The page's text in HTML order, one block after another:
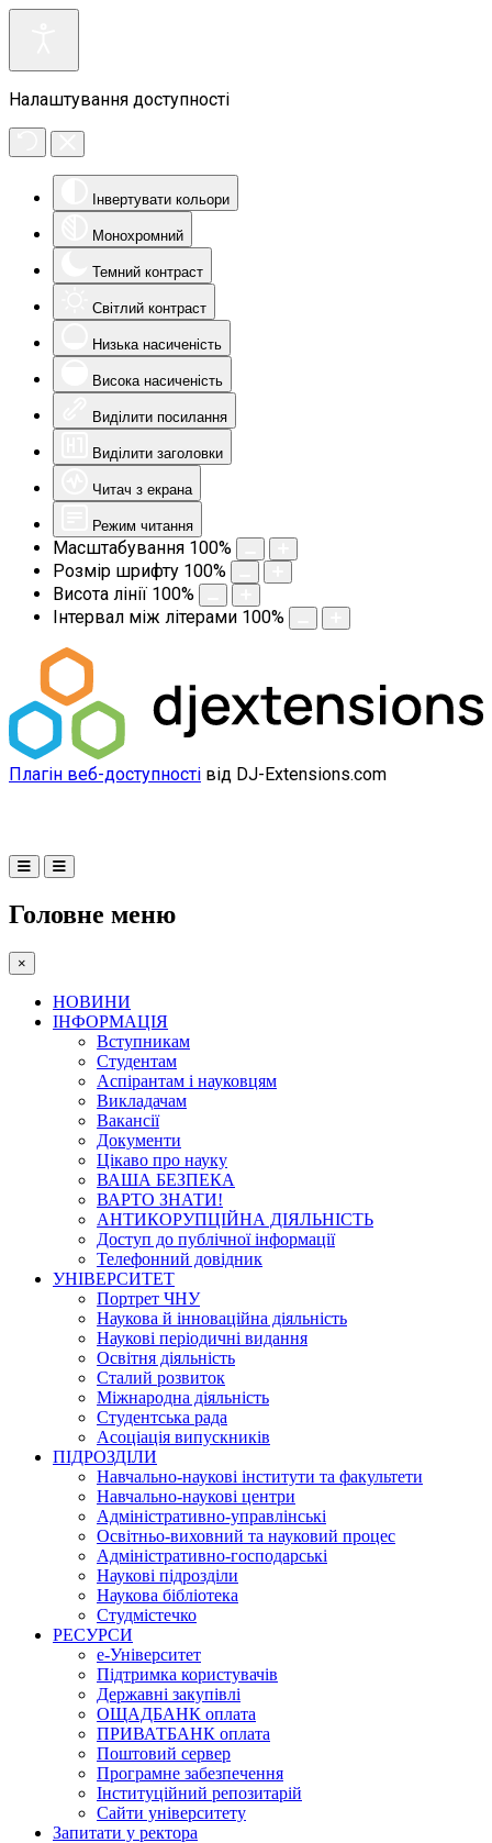
Налаштування доступності
Інвертувати кольори
Монохромний
Темний контраст
Світлий контраст
Низька насиченість
Висока насиченість
Виділити посилання
Виділити заголовки
Читач з екрана
Режим читання
Масштабування 100%
Розмір шрифту 100%
Висота лінії 100%
Інтервал між літерами 100%
Плагін веб-доступності від DJ-Extensions.com
Головне меню
×
НОВИНИ
ІНФОРМАЦІЯ
Вступникам
Студентам
Аспірантам і науковцям
Викладачам
Вакансії
Документи
Цікаво про науку
ВАША БЕЗПЕКА
ВАРТО ЗНАТИ!
АНТИКОРУПЦІЙНА ДІЯЛЬНІСТЬ
Доступ до публічної інформації
Телефонний довідник
УНІВЕРСИТЕТ
Портрет ЧНУ
Наукова й інноваційна діяльність
Наукові періодичні видання
Освітня діяльність
Сталий розвиток
Міжнародна діяльність
Студентська рада
Асоціація випускників
ПІДРОЗДІЛИ
Навчально-наукові інститути та факультети
Навчально-наукові центри
Адміністративно-управлінські
Освітньо-виховний та науковий процес
Адміністративно-господарські
Наукові підрозділи
Наукова бібліотека
Студмістечко
РЕСУРСИ
е-Університет
Підтримка користувачів
Державні закупівлі
ОЩАДБАНК оплата
ПРИВАТБАНК оплата
Поштовий сервер
Програмне забезпечення
Інституційний репозитарій
Сайти університету
Запитати у ректора